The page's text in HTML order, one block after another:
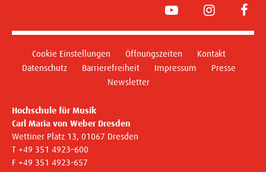
YouTube Instagram
Cookie Einstellungen Öffnungszeiten
Kontakt
Datenschutz
Barrierefreiheit Impressum
Presse
Newsletter
Hochschule für Musik
Carl Maria von Weber Dresden
Wettiner Platz 13, 01067 Dresden
T +49 351 4923–600
F +49 351 4923-657